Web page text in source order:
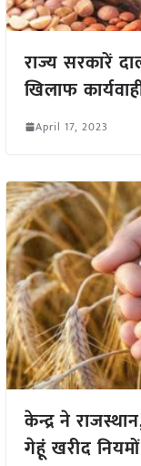
राज्य सरकारें
खिलाफ
April 17, 2023
केन्द्र ने
गेहूं खरीद